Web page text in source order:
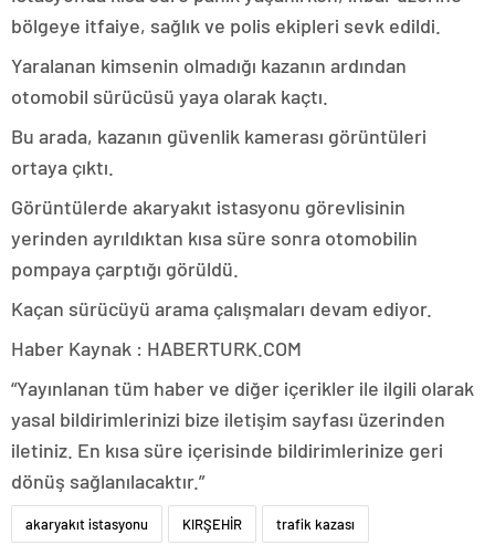
bölgeye itfaiye, sağlık ve polis ekipleri sevk edildi.
Yaralanan kimsenin olmadığı kazanın ardından
otomobil sürücüsü yaya olarak kaçtı.
Bu arada, kazanın güvenlik kamerası görüntüleri
ortaya çıktı.
Görüntülerde akaryakıt istasyonu görevlisinin
yerinden ayrıldıktan kısa süre sonra otomobilin
pompaya çarptığı görüldü.
Kaçan sürücüyü arama çalışmaları devam ediyor.
Haber Kaynak : HABERTURK.COM
“Yayınlanan tüm haber ve diğer içerikler ile ilgili olarak
yasal bildirimlerinizi bize iletişim sayfası üzerinden
iletiniz. En kısa süre içerisinde bildirimlerinize geri
dönüş sağlanılacaktır.”
akaryakıt istasyonu KIRŞEHİR trafik kazası